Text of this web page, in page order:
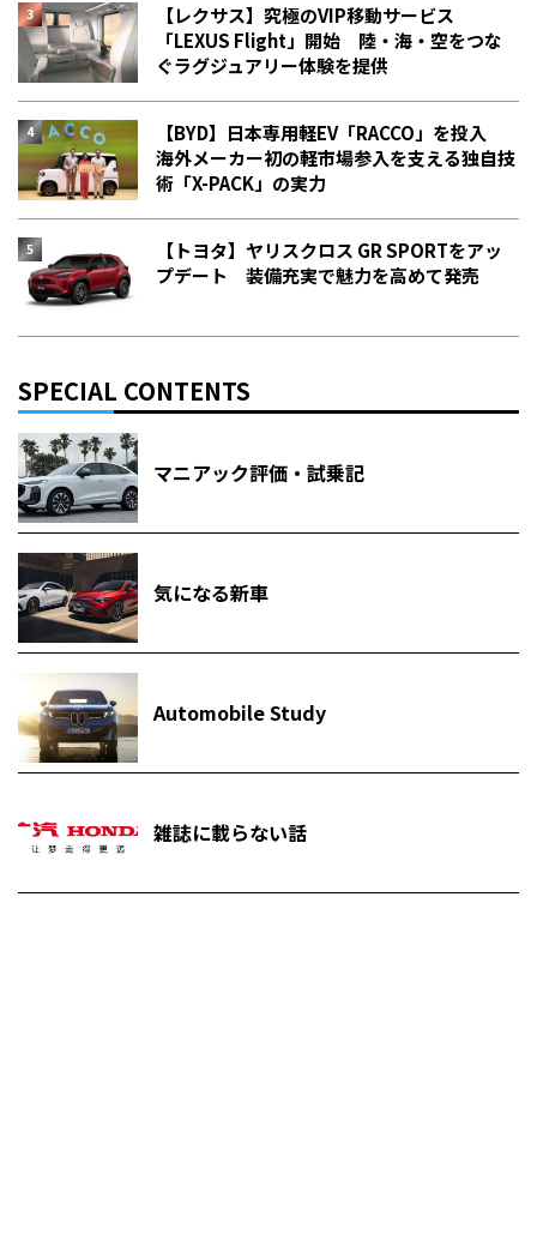
【レクサス】究極のVIP移動サービス
「LEXUS Flight」開始 陸・海・空をつな
ぐラグジュアリー体験を提供
【BYD】日本専用軽EV「RACCO」を投入
海外メーカー初の軽市場参入を支える独自技
術「X-PACK」の実力
【トヨタ】ヤリスクロス GR SPORTをアッ
プデート 装備充実で魅力を高めて発売
SPECIAL CONTENTS
マニアック評価・試乗記
気になる新車
Automobile Study
雑誌に載らない話